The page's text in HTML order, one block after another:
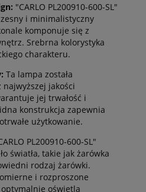
"CARLO PL200910-600-SL"
i minimalistyczny
komponuje się z
Srebrna kolorystyka
charakteru.
Ta lampa została
jakości
jej trwałość i
konstrukcja zapewnia
użytkowanie.
PL200910-600-SL"
światła, takie jak żarówka
rodzaj żarówki.
i rozproszone
oświetla